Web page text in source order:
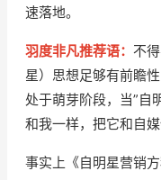
速落地。
羽度非凡推荐语： 不
星）思想足够有前瞻
处于萌芽阶段，当”自
和我一样，把它和自媒
事实上《自明星营销